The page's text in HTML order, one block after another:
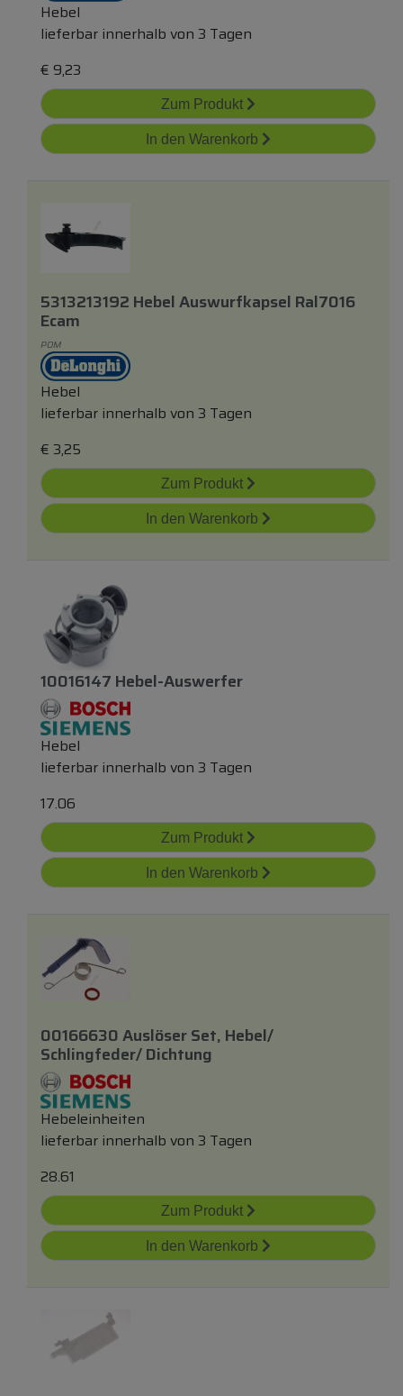
Hebel
lieferbar innerhalb von 3 Tagen
€ 9,23
Zum Produkt
In den Warenkorb
5313213192 Hebel Auswurfkapsel Ral7016
Ecam
POM
Hebel
lieferbar innerhalb von 3 Tagen
€ 3,25
Zum Produkt
In den Warenkorb
10016147 Hebel-Auswerfer
Hebel
lieferbar innerhalb von 3 Tagen
17.06
Zum Produkt
In den Warenkorb
00166630 Auslöser Set, Hebel/
Schlingfeder/ Dichtung
Hebeleinheiten
lieferbar innerhalb von 3 Tagen
28.61
Zum Produkt
In den Warenkorb